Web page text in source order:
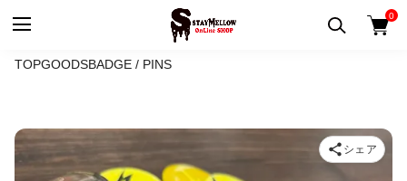
0
TOPGOODSBADGE / PINS
シェア